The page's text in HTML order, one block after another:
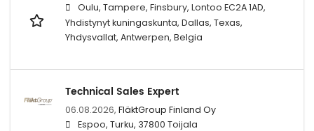
Oulu, Tampere, Finsbury, Lontoo EC2A 1AD,
Yhdistynyt kuningaskunta, Dallas, Texas,
Yhdysvallat, Antwerpen, Belgia
Technical Sales Expert
06.08.2026, FläktGroup Finland Oy
Espoo, Turku, 37800 Toijala